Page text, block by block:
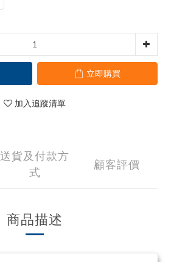
立即購買
加入追蹤清單
送貨及付款方
式
顧客評價
商品描述